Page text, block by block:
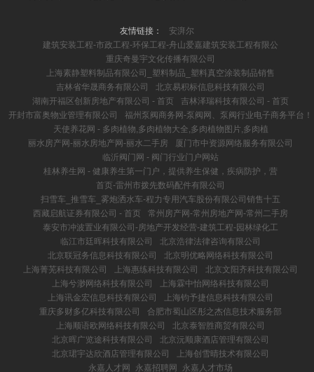
友情链接：
安湃尔
建筑安装工程-市政工程-环保工程-舟山爱嘉建筑安装工程有限公
重庆奇曼宇文化传播有限公司
上海素静塑料制品有限公司_塑料制品_塑料真空涂装制品销售
吉林省华晟商务有限公司
北京易积标信息科技有限公司
湖南开福区创新房地产有限公司 - 首页
吉林泽瑞科技有限公司 - 首页
开封市富奥物业管理有限公司
福州泵阀商务网-泵阀网、泵阀行业电子商务平台！
天使养花网 - 多肉植物,多肉植物大全,多肉植物图片,多肉植
丽水房产网-丽水房地产网-丽水二手房
厦门市中资源网络服务有限公司
临沂阀门网 - 阀门行业门户网站
桂林养生网 - 健康养生第一门户，提供养生保健，疾病防护，营
首页-雷州市拨先数码配件有限公司
扫雪车_推雪车_雾炮洒水车-程力专用汽车股份有限公司销售十五
西藏启航证券有限公司 - 首页
常州房产网-常州房地产网-常州二手房
泰安市冲波置业有限公司-房地产开发经营-建筑工程-园林绿化工
临江市廷晖科技有限公司
北京浩律法律咨询有限公司
北京联冠务信息科技有限公司
北京明优略网络科技有限公司
上海菁芜科技有限公司
上海惠练科技有限公司
北京文阳齐科技有限公司
上海兮渺网络科技有限公司
上海霖中怡网络科技有限公司
上海讯金宏信息科技有限公司
上海钧予捷信息科技有限公司
重庆多财多亿科技有限公司
合肥市蜀山区彤之杰信息技术服务部
上海顺语欧网络科技有限公司
北京泰智胜商贸有限公司
北京晖广览途科技有限公司
北京沅顺康酒店管理有限公司
北京珺宇达欣酒店管理有限公司
上海创雪晴技术有限公司
永嘉人才网_永嘉招聘网_永嘉人才市场